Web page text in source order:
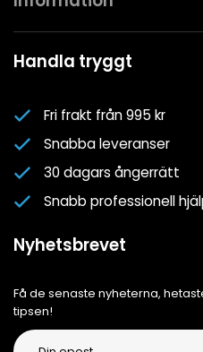
Mina favoriter
Spa- & Poolguider
Nyhetsbrev
Om oss
Cookiepolicy
Cookie-inställningar
Handla tryggt
Fri frakt från 995 kr
Snabba leveranser
30 dagars ångerrätt
Snabb professionell
Nyhetsbrevet
Få de senaste nyheterna,
tipsen!